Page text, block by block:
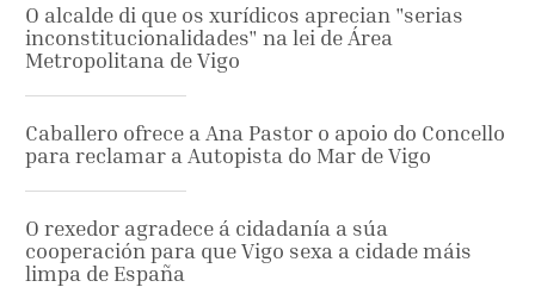
O alcalde di que os xurídicos aprecian "serias
inconstitucionalidades" na lei de Área
Metropolitana de Vigo
Caballero ofrece a Ana Pastor o apoio do Concello
para reclamar a Autopista do Mar de Vigo
O rexedor agradece á cidadanía a súa
cooperación para que Vigo sexa a cidade máis
limpa de España